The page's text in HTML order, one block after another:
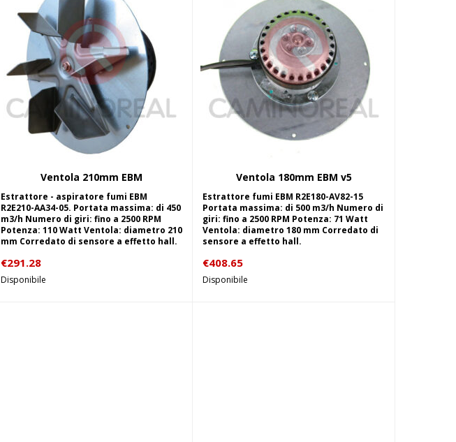
Aggiungi al carrello
Ventola 210mm EBM
Estrattore - aspiratore fumi EBM
R2E210-AA34-05. Portata massima: di 450
m3/h Numero di giri: fino a 2500 RPM
Potenza: 110 Watt Ventola: diametro 210
mm Corredato di sensore a effetto hall.
€291.28
Disponibile
Aggiungi al carrello
Ventola 180mm EBM v5
Estrattore fumi EBM R2E180-AV82-15
Portata massima: di 500 m3/h Numero di
giri: fino a 2500 RPM Potenza: 71 Watt
Ventola: diametro 180 mm Corredato di
sensore a effetto hall.
€408.65
Disponibile